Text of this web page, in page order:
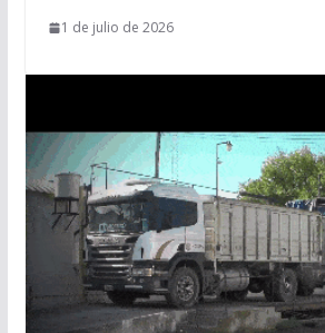
1 de julio de 2026